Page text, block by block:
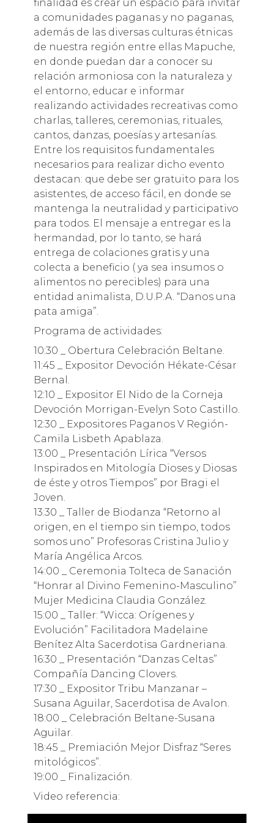
finalidad es crear un espacio para invitar
a comunidades paganas y no paganas,
además de las diversas culturas étnicas
de nuestra región entre ellas Mapuche,
en donde puedan dar a conocer su
relación armoniosa con la naturaleza y
el entorno, educar e informar
realizando actividades recreativas como
charlas, talleres, ceremonias, rituales,
cantos, danzas, poesías y artesanías.
Entre los requisitos fundamentales
necesarios para realizar dicho evento
destacan: que debe ser gratuito para los
asistentes, de acceso fácil, en donde se
mantenga la neutralidad y participativo
para todos. El mensaje a entregar es la
hermandad, por lo tanto, se hará
entrega de colaciones gratis y una
colecta a beneficio ( ya sea insumos o
alimentos no perecibles) para una
entidad animalista, D.U.P.A. “Danos una
pata amiga”.
Programa de actividades:
10:30 _ Obertura Celebración Beltane.
11:45 _ Expositor Devoción Hékate-César
Bernal.
12:10 _ Expositor El Nido de la Corneja
Devoción Morrigan-Evelyn Soto Castillo.
12:30 _ Expositores Paganos V Región-
Camila Lisbeth Apablaza.
13:00 _ Presentación Lírica “Versos
Inspirados en Mitología Dioses y Diosas
de éste y otros Tiempos” por Bragi el
Joven.
13:30 _ Taller de Biodanza “Retorno al
origen, en el tiempo sin tiempo, todos
somos uno” Profesoras Cristina Julio y
María Angélica Arcos.
14:00 _ Ceremonia Tolteca de Sanación
“Honrar al Divino Femenino-Masculino”
Mujer Medicina Claudia González.
15:00 _ Taller: “Wicca: Orígenes y
Evolución” Facilitadora Madelaine
Benítez Alta Sacerdotisa Gardneriana.
16:30 _ Presentación “Danzas Celtas”
Compañía Dancing Clovers.
17:30 _ Expositor Tribu Manzanar –
Susana Aguilar, Sacerdotisa de Avalon.
18:00 _ Celebración Beltane-Susana
Aguilar.
18:45 _ Premiación Mejor Disfraz “Seres
mitológicos”.
19:00 _ Finalización.
Video referencia: